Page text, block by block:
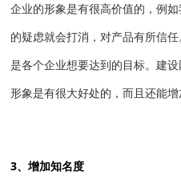
企业的形象是有很高价值的，例
的疑虑就会打消，对产品有所信
是各个企业想要达到的目标。建
形象是有很大好处的，而且还能增
3、增加知名度